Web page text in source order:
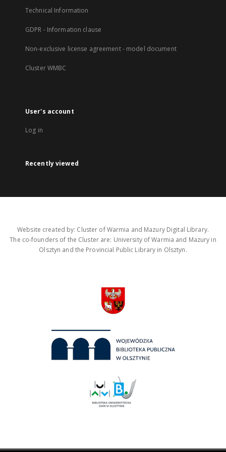
Technical Information
GDPR - Information clause
Non-exclusive license agreement - model document
Cluster WMBC
User's account
Log in
Recently viewed
Website created by: Cluster of Warmia and Mazury Digital Library.
The co-founders of the Cluster are: University of Warmia and Mazury in
Olsztyn and the Provincial Public Library in Olsztyn.